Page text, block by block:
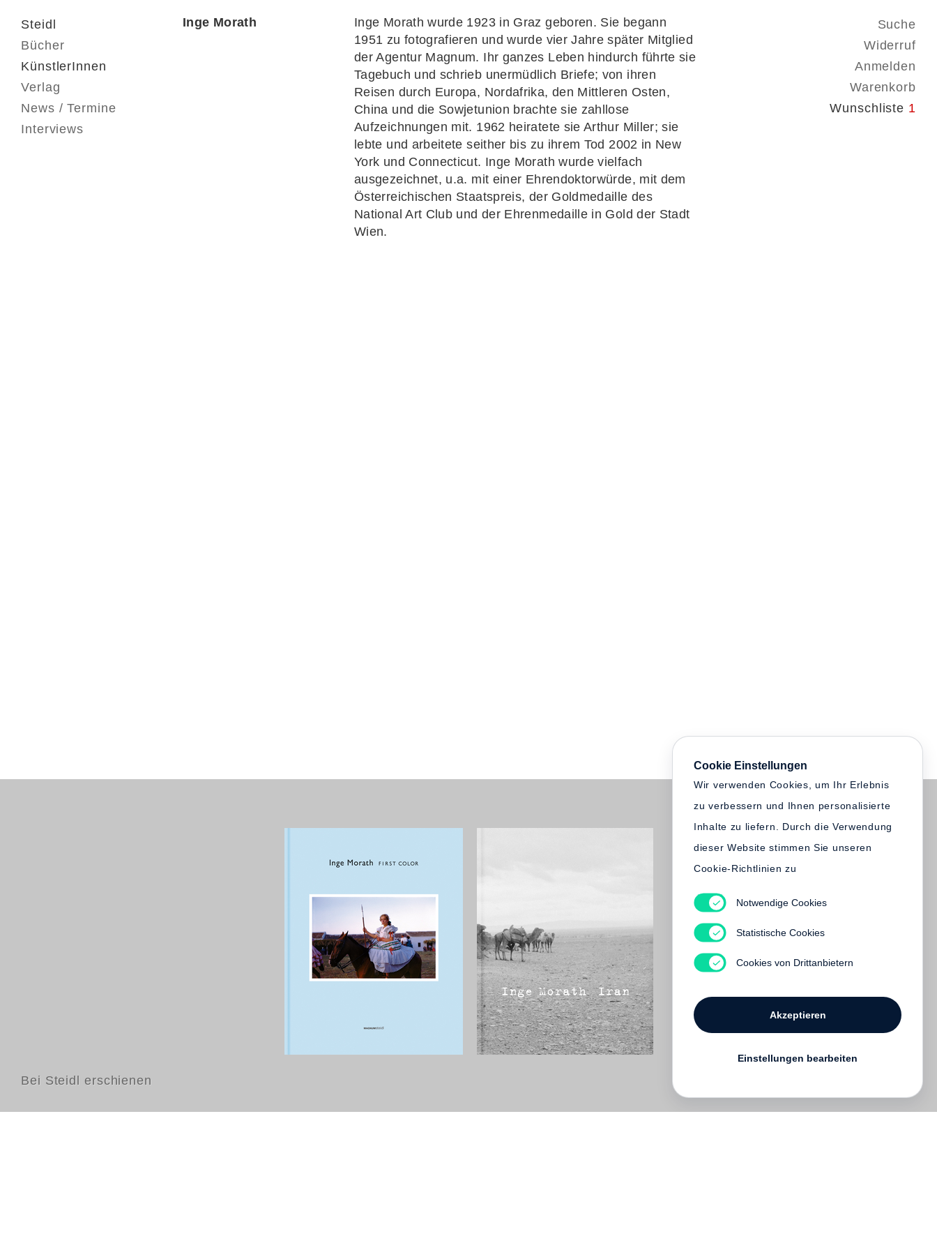
Steidl
Bücher
KünstlerInnen
Verlag
News / Termine
Interviews
Suche
Widerruf
Anmelden
Warenkorb
Wunschliste 1
Inge Morath
Inge Morath wurde 1923 in Graz geboren. Sie begann
1951 zu fotografieren und wurde vier Jahre später Mitglied
der Agentur Magnum. Ihr ganzes Leben hindurch führte sie
Tagebuch und schrieb unermüdlich Briefe; von ihren
Reisen durch Europa, Nordafrika, den Mittleren Osten,
China und die Sowjetunion brachte sie zahllose
Aufzeichnungen mit. 1962 heiratete sie Arthur Miller; sie
lebte und arbeitete seither bis zu ihrem Tod 2002 in New
York und Connecticut. Inge Morath wurde vielfach
ausgezeichnet, u.a. mit einer Ehrendoktorwürde, mit dem
Österreichischen Staatspreis, der Goldmedaille des
National Art Club und der Ehrenmedaille in Gold der Stadt
Wien.
Bei Steidl erschienen
Cookie Einstellungen
Wir verwenden Cookies, um Ihr Erlebnis
zu verbessern und Ihnen personalisierte
Inhalte zu liefern. Durch die Verwendung
dieser Website stimmen Sie unseren
Cookie-Richtlinien zu
Notwendige Cookies
Statistische Cookies
Cookies von Drittanbietern
Akzeptieren
Einstellungen bearbeiten